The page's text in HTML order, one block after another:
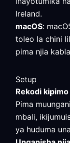
Ireland.
macOS:
toleo la chini
pima njia
Setup
Rekodi
Pima
mbali,
ya huduma